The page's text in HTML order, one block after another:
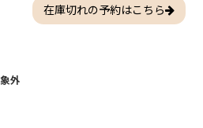
在庫切れの予約はこちら
外